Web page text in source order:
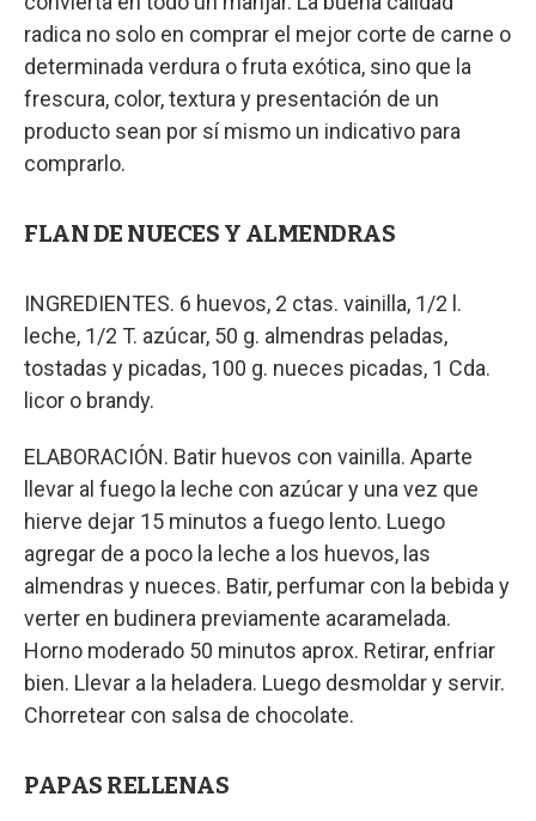
radica no solo en comprar el mejor corte de carne o
determinada verdura o fruta exótica, sino que la
frescura, color, textura y presentación de un
producto sean por sí mismo un indicativo para
comprarlo.
FLAN DE NUECES Y ALMENDRAS
INGREDIENTES. 6 huevos, 2 ctas. vainilla, 1/2 l.
leche, 1/2 T. azúcar, 50 g. almendras peladas,
tostadas y picadas, 100 g. nueces picadas, 1 Cda.
licor o brandy.
ELABORACIÓN. Batir huevos con vainilla. Aparte
llevar al fuego la leche con azúcar y una vez que
hierve dejar 15 minutos a fuego lento. Luego
agregar de a poco la leche a los huevos, las
almendras y nueces. Batir, perfumar con la bebida y
verter en budinera previamente acaramelada.
Horno moderado 50 minutos aprox. Retirar, enfriar
bien. Llevar a la heladera. Luego desmoldar y servir.
Chorretear con salsa de chocolate.
PAPAS RELLENAS